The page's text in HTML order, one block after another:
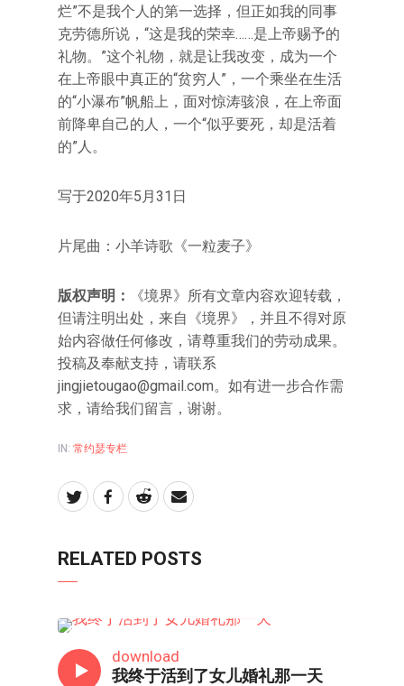
烂”不是我个人的第一选择，但正如我的同事
克劳德所说，“这是我的荣幸……是上帝赐予的
礼物。”这个礼物，就是让我改变，成为一个
在上帝眼中真正的“贫穷人”，一个乘坐在生活
的“小瀑布”帆船上，面对惊涛骇浪，在上帝面
前降卑自己的人，一个“似乎要死，却是活着
的”人。
写于2020年5月31日
片尾曲：小羊诗歌《一粒麦子》
版权声明：
《境界》所有文章内容欢迎转载，
但请注明出处，来自《境界》，并且不得对原
始内容做任何修改，请尊重我们的劳动成果。
投稿及奉献支持，请联系
jingjietougao@gmail.com。如有进一步合作需
求，请给我们留言，谢谢。
IN: 常约瑟专栏
RELATED POSTS
download
我终于活到了女儿婚礼那一天